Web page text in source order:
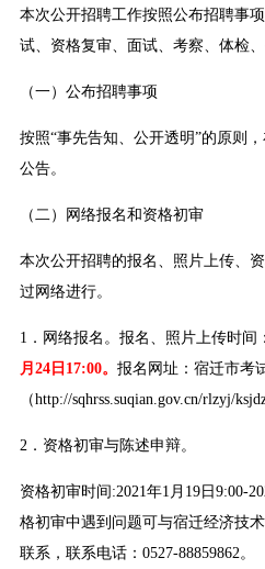
本次公开招聘工作按照公布招聘事
试、资格复审、面试、考察、体检
（一）公布招聘事项
按照“事先告知、公开透明”的原则
公告。
（二）网络报名和资格初审
本次公开招聘的报名、照片上传、
过网络进行。
1．网络报名。报名、照片上传时间：
月24日17:00。 报名网址：宿迁市考
（http://sqhrss.suqian.gov.cn/rlzyj/
2．资格初审与陈述申辩。
资格初审时间:2021年1月19日9:00-
格初审中遇到问题可与宿迁经济技
联系，联系电话：0527-88859862。